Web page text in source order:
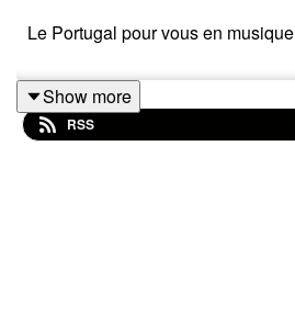
Le Portugal pour vous en musique
Show more
RSS